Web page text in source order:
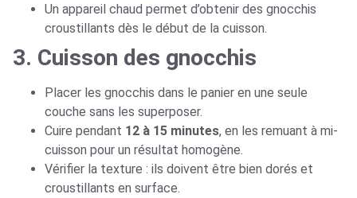
Un appareil chaud permet d’obtenir des gnocchis
croustillants dès le début de la cuisson.
3. Cuisson des gnocchis
Placer les gnocchis dans le panier en une seule
couche sans les superposer.
Cuire pendant 12 à 15 minutes, en les remuant à mi-
cuisson pour un résultat homogène.
Vérifier la texture : ils doivent être bien dorés et
croustillants en surface.